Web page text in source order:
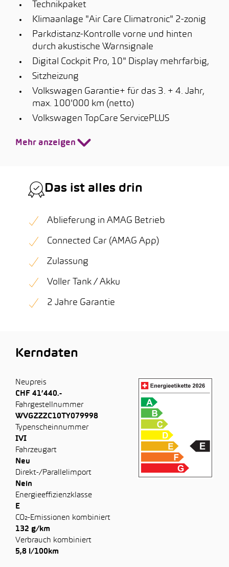
Technikpaket
Klimaanlage "Air Care Climatronic" 2-zonig
Parkdistanz-Kontrolle vorne und hinten
durch akustische Warnsignale
Digital Cockpit Pro, 10" Display mehrfarbig,
Sitzheizung
Volkswagen Garantie+ für das 3. + 4. Jahr,
max. 100'000 km (netto)
Volkswagen TopCare ServicePLUS
Mehr anzeigen
Das ist alles drin
Ablieferung in AMAG Betrieb
Connected Car (AMAG App)
Zulassung
Voller Tank / Akku
2 Jahre Garantie
Kerndaten
Neupreis
CHF 41’440.-
Fahrgestellnummer
WVGZZZC10TY079998
Typenscheinnummer
IVI
Fahrzeugart
Neu
Direkt-/Parallelimport
Nein
Energieeffizienzklasse
E
CO₂-Emissionen kombiniert
132 g/km
Verbrauch kombiniert
5,8 l/100km